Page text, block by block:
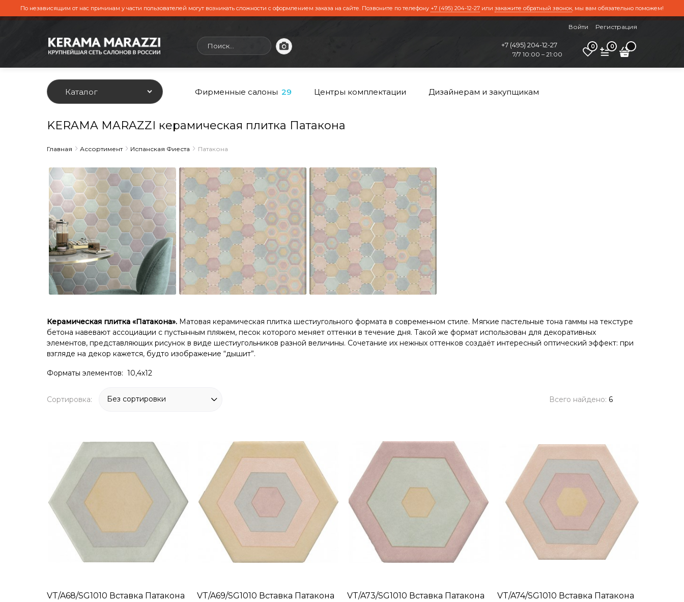
По независящим от нас причинам у части пользователей могут возникать сложности с оформлением заказа на сайте. Позвоните по телефону +7 (495) 204-12-27 или закажите обратный звонок, мы вам обязательно поможем!
Войти Регистрация
+7 (495) 204-12-27
7/7 10:00 – 21:00
0 0
Каталог Фирменные салоны 29 Центры комплектации Дизайнерам и закупщикам
KERAMA MARAZZI керамическая плитка Патакона
Главная Ассортимент Испанская Фиеста Патакона
Керамическая плитка «Патакона». Матовая керамическая плитка шестиугольного формата в современном стиле. Мягкие пастельные тона гаммы на текстуре
бетона навевают ассоциации с пустынным пляжем, песок которого меняет оттенки в течение дня. Такой же формат использован для декоративных
элементов, представляющих рисунок в виде шестиугольников разной величины. Сочетание их нежных оттенков создаёт интересный оптический эффект: при
взгляде на декор кажется, будто изображение “дышит”.
Форматы элементов: 10,4х12
Сортировка: Всего найдено: 6
VT/A68/SG1010 Вставка Патакона
VT/A69/SG1010 Вставка Патакона
VT/A73/SG1010 Вставка Патакона
VT/A74/SG1010 Вставка Патакона